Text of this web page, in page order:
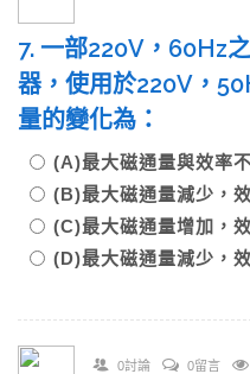
7. 一部220V，60Hz
器，使用於220V，
量的變化為：
(A)最大磁通量與效率
(B)最大磁通量減少，
(C)最大磁通量增加，
(D)最大磁通量減少，
0討論 0留言